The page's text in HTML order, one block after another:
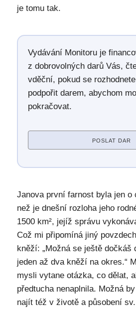
je tomu tak.
Vydávání Monitoru je
z dobrovolných darů Vás,
vděční, pokud se
podpořit darem, abychom
pokračovat.
POSLAT DAR
Janova první farnost byla jen o
než je dnešní rozloha jeho
1500 km², jejíž správu
Což mi připomíná jiný
kněží: „Možná se ještě dočkáš
jeden až dva kněží na okres.“
mysli vytane otázka, co dělat,
předtucha nenaplnila. Možná
najít též v životě a působení